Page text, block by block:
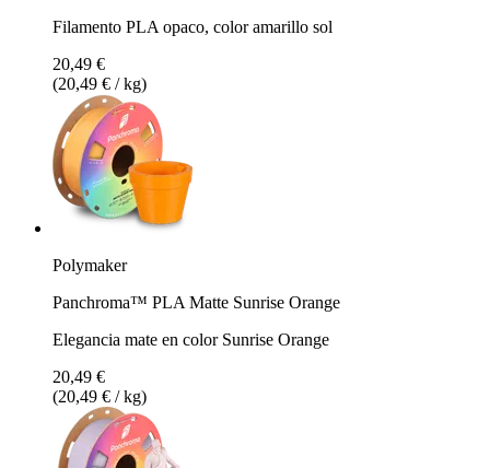
Filamento PLA opaco, color amarillo sol
20,49 €
(20,49 € / kg)
Polymaker
Panchroma™ PLA Matte Sunrise Orange
Elegancia mate en color Sunrise Orange
20,49 €
(20,49 € / kg)